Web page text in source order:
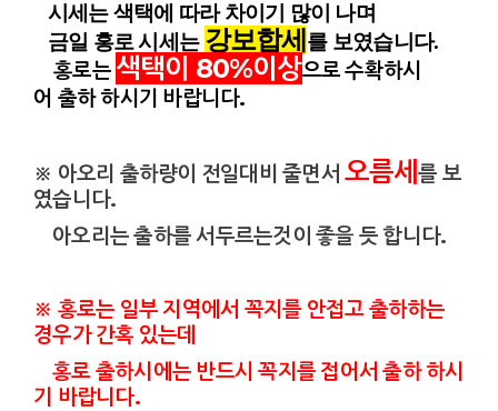
시세는 색택에 따라 차이기
많이 나며
금일 홍로 시세는 강보합세 를 보였습니다.
홍로는 색택이 80%이상으로 수확하시
어 출하 하시기 바랍니다.
※ 아오리 출하량이 전일대비 줄면서오름세를 보
였습니다.
아오리는 출하를 서두르는것이 좋을 듯 합니다.
※ 홍로는 일부 지역에서 꼭지를 안접고 출하하는
경우가 간혹 있는데
홍로 출하시에는 반드시 꼭지를 접어서 출하 하시
기 바랍니다.